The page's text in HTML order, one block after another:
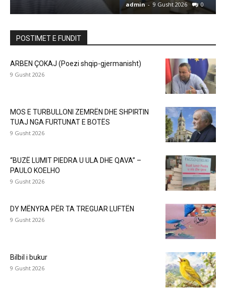
POSTIMET E FUNDIT
ARBEN ÇOKAJ (Poezi shqip-gjermanisht)
9 Gusht 2026
MOS E TURBULLONI ZEMRËN DHE SHPIRTIN
TUAJ NGA FURTUNAT E BOTËS
9 Gusht 2026
“BUZË LUMIT PIEDRA U ULA DHE QAVA” –
PAULO KOELHO
9 Gusht 2026
DY MËNYRA PËR TA TREGUAR LUFTËN
9 Gusht 2026
Bilbil i bukur
9 Gusht 2026